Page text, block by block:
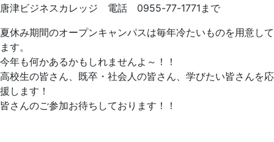
唐津ビジネスカレッジ 電話 0955-77-1771まで
夏休み期間のオープンキャンパスは毎年冷たいものを用意して
ます。
今年も何かあるかもしれませんよ～！！
高校生の皆さん、既卒・社会人の皆さん、学びたい皆さんを応
援します！
皆さんのご参加お待ちしております！！